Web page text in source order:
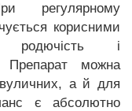
регулярному
корисними
родючість і
Препарат можна
вуличних, а й для
є абсолютно